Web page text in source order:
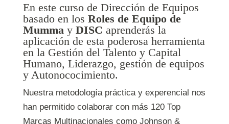
En este curso de Dirección de Equipos
basado en los Roles de Equipo de
Mumma y DISC aprenderás la
aplicación de esta poderosa herramienta
en la Gestión del Talento y Capital
Humano, Liderazgo, gestión de equipos
y Autonococimiento.
Nuestra metodología práctica y experencial nos
han permitido colaborar con más 120 Top
Marcas Multinacionales como Johnson &